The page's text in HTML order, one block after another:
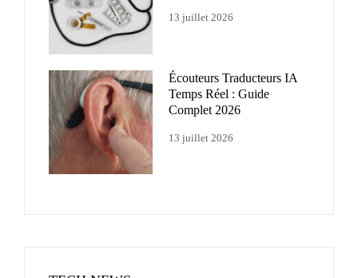
13 juillet 2026
Écouteurs Traducteurs IA
Temps Réel : Guide
Complet 2026
13 juillet 2026